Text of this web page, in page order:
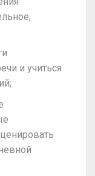
и учиться